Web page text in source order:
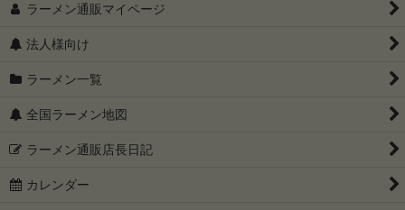
ラーメン通販マイページ
法人様向け
ラーメン一覧
全国ラーメン地図
ラーメン通販店長日記
カレンダー